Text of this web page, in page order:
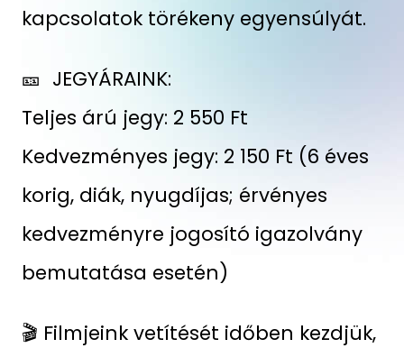
kapcsolatok törékeny egyensúlyát.
🎫 JEGYÁRAINK:
Teljes árú jegy: 2 550 Ft
Kedvezményes jegy: 2 150 Ft (6 éves
korig, diák, nyugdíjas; érvényes
kedvezményre jogosító igazolvány
bemutatása esetén)
🎬 Filmjeink vetítését időben kezdjük,